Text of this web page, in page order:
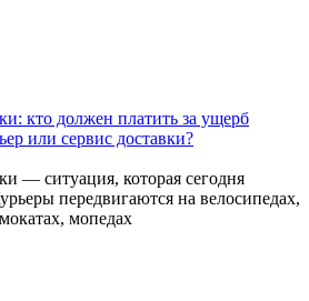
кто должен платить за ущерб
или сервис доставки?
— ситуация, которая сегодня
передвигаются на велосипедах,
мопедах